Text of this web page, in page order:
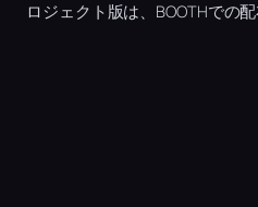
ロジェクト版は、BOOTHでの